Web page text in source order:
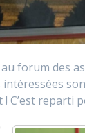
forum des
C’est reparti